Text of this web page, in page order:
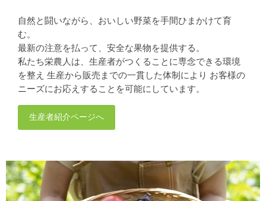
自然と闘いながら、おいしい野菜を手間ひまかけて育
む。
最新の注意を払って、安全な果物を提供する。
私たち栄農人は、生産者がつくることに専念できる環境
を整え 生産から販売までの一貫した体制により お客様の
ニーズにお応えすることを可能にしています。
生産者紹介ページへ